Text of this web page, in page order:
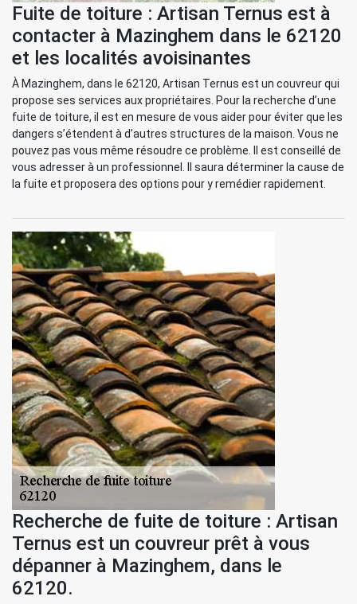
Fuite de toiture : Artisan Ternus est à
contacter à Mazinghem dans le 62120
et les localités avoisinantes
À Mazinghem, dans le 62120, Artisan Ternus est un couvreur qui
propose ses services aux propriétaires. Pour la recherche d’une
fuite de toiture, il est en mesure de vous aider pour éviter que les
dangers s’étendent à d’autres structures de la maison. Vous ne
pouvez pas vous même résoudre ce problème. Il est conseillé de
vous adresser à un professionnel. Il saura déterminer la cause de
la fuite et proposera des options pour y remédier rapidement.
Recherche de fuite de toiture : Artisan
Ternus est un couvreur prêt à vous
dépanner à Mazinghem, dans le
62120.